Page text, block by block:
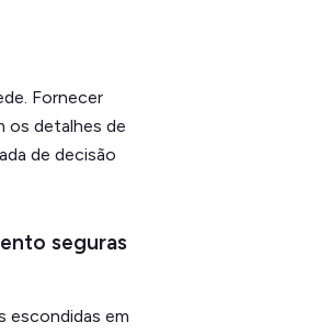
Fornecer
os detalhes de
de decisão
seguras
escondidas em